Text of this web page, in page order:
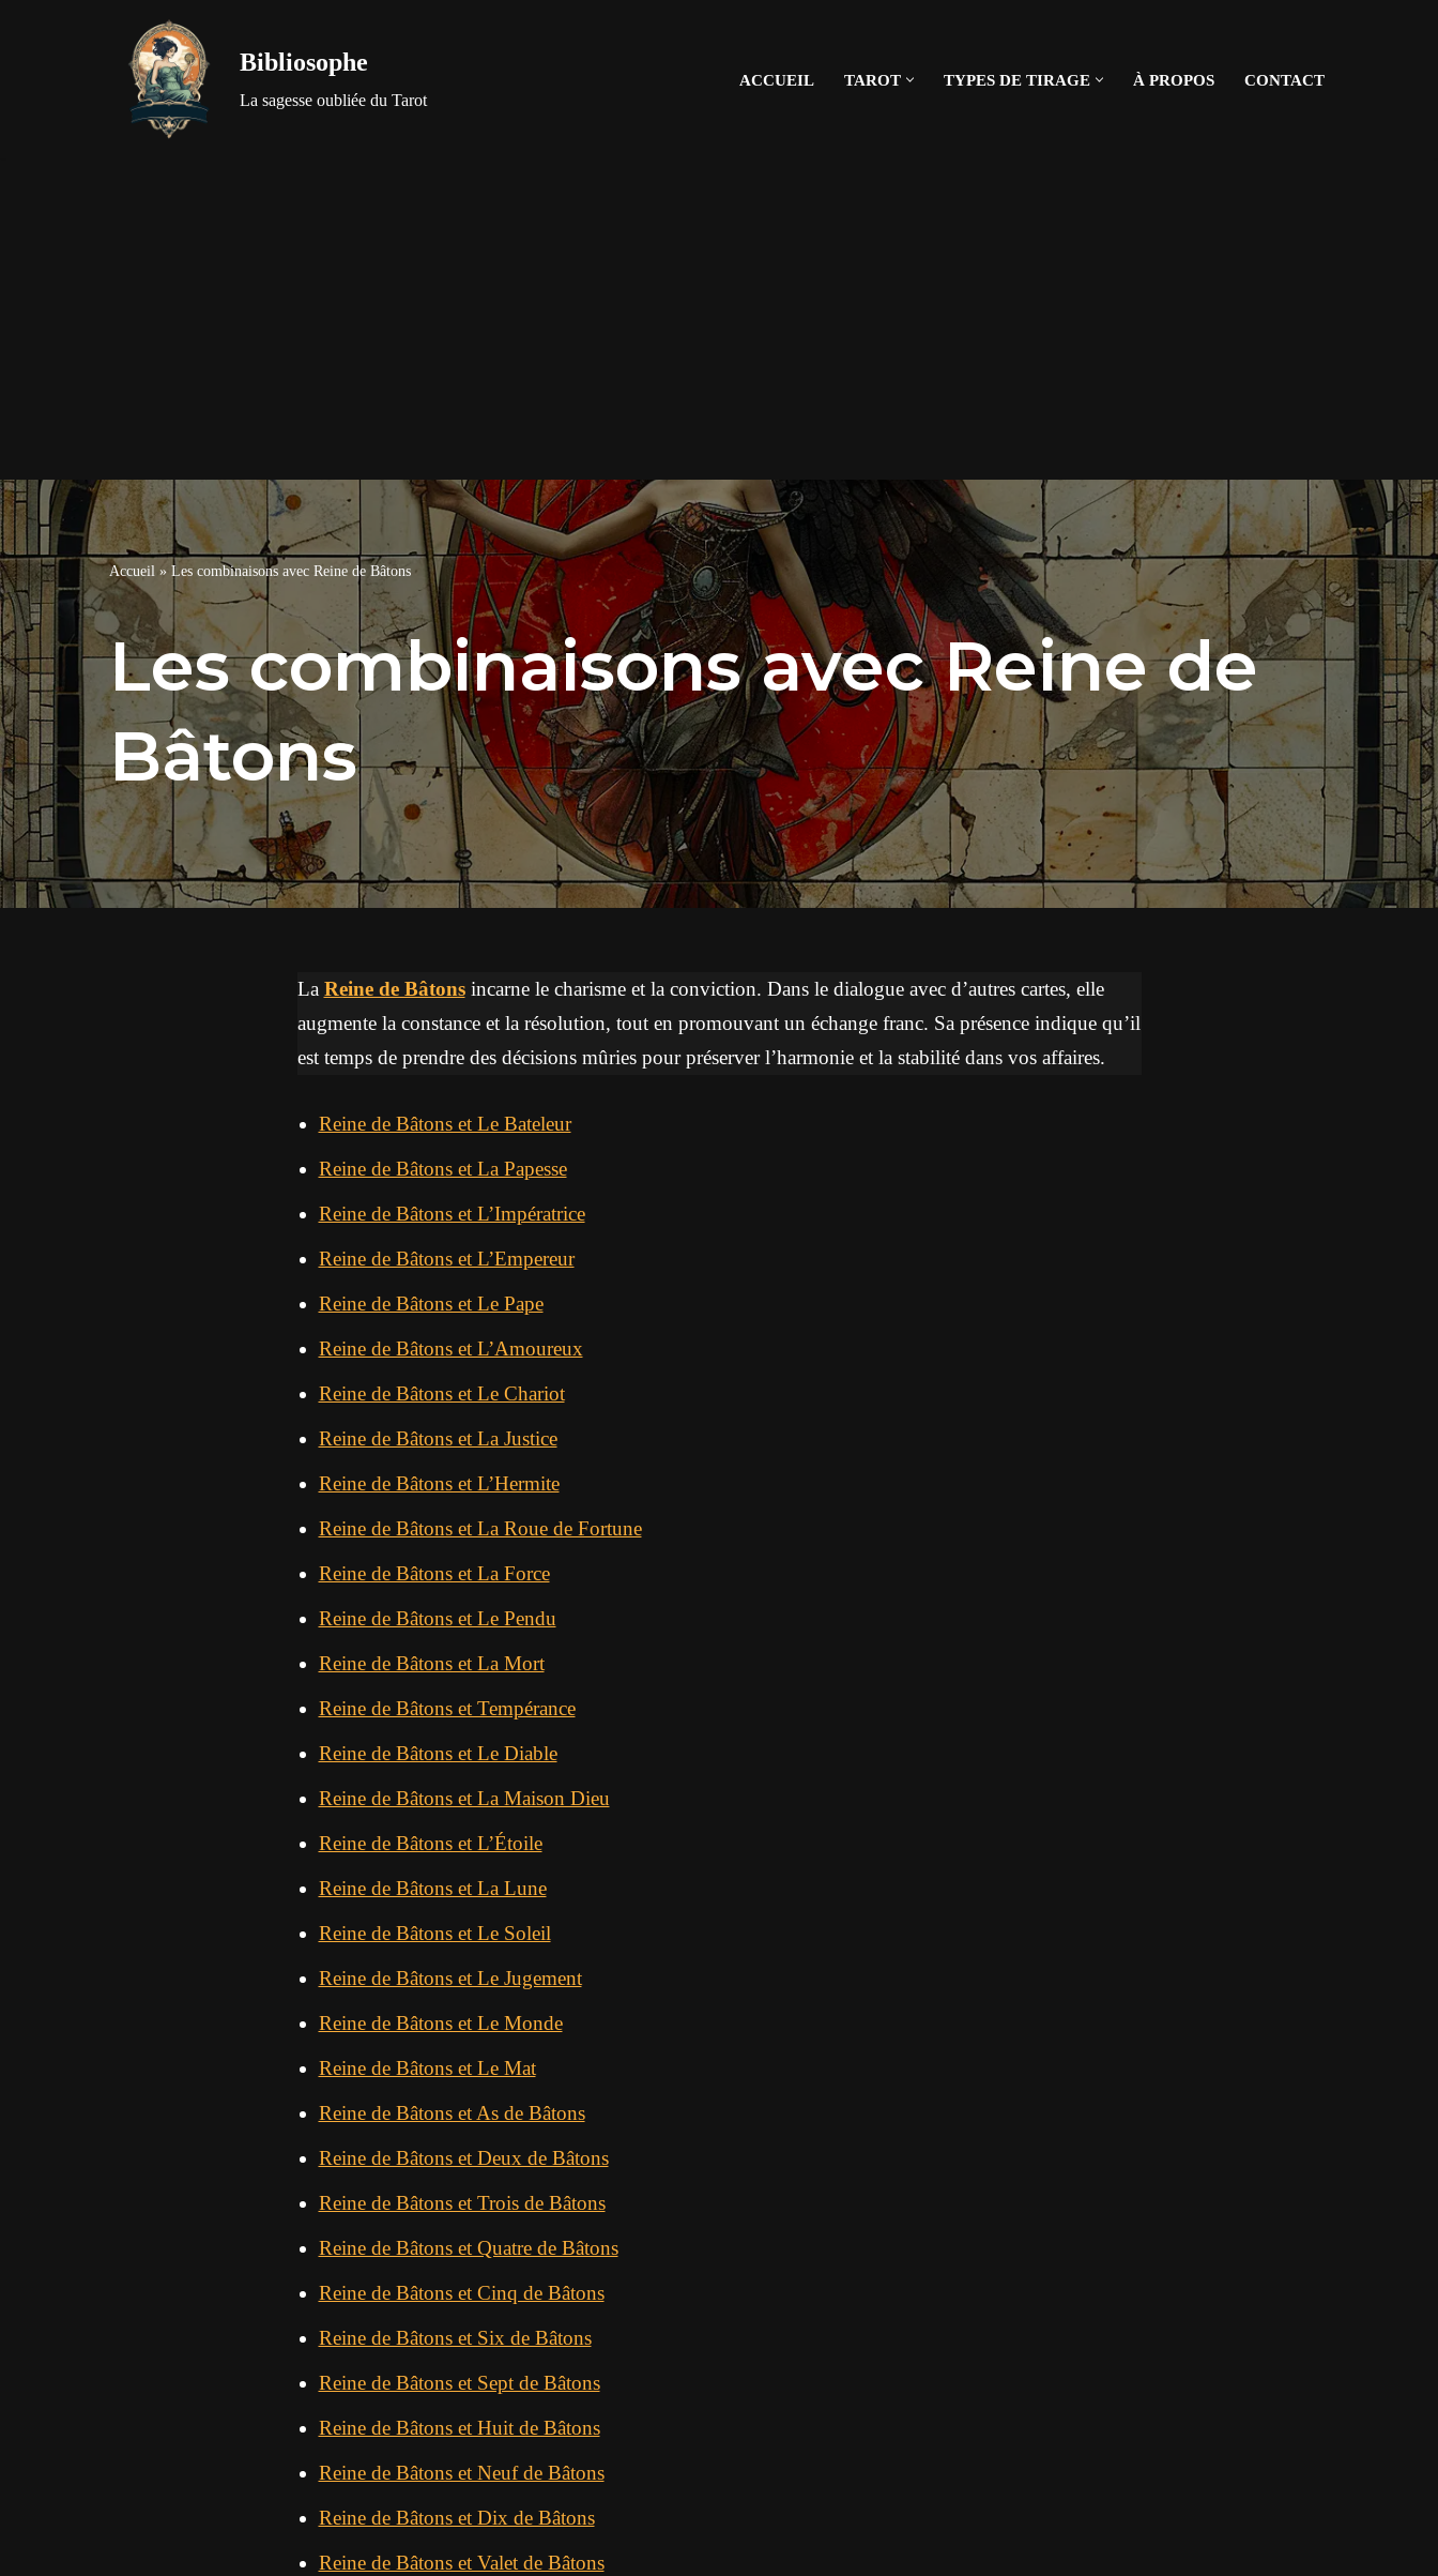
Bibliosophe
La sagesse oubliée du Tarot
ACCUEIL TAROT TYPES DE TIRAGE À PROPOS CONTACT
Accueil » Les combinaisons avec Reine de Bâtons
Les combinaisons avec Reine de
Bâtons
La Reine de Bâtonsincarne le charisme et la conviction. Dans le dialogue avec d’autres cartes, elle
augmente la constance et la résolution, tout en promouvant un échange franc. Sa présence indique qu’il
est temps de prendre des décisions mûries pour préserver l’harmonie et la stabilité dans vos affaires.
Reine de Bâtons et Le Bateleur
Reine de Bâtons et La Papesse
Reine de Bâtons et L’Impératrice
Reine de Bâtons et L’Empereur
Reine de Bâtons et Le Pape
Reine de Bâtons et L’Amoureux
Reine de Bâtons et Le Chariot
Reine de Bâtons et La Justice
Reine de Bâtons et L’Hermite
Reine de Bâtons et La Roue de Fortune
Reine de Bâtons et La Force
Reine de Bâtons et Le Pendu
Reine de Bâtons et La Mort
Reine de Bâtons et Tempérance
Reine de Bâtons et Le Diable
Reine de Bâtons et La Maison Dieu
Reine de Bâtons et L’Étoile
Reine de Bâtons et La Lune
Reine de Bâtons et Le Soleil
Reine de Bâtons et Le Jugement
Reine de Bâtons et Le Monde
Reine de Bâtons et Le Mat
Reine de Bâtons et As de Bâtons
Reine de Bâtons et Deux de Bâtons
Reine de Bâtons et Trois de Bâtons
Reine de Bâtons et Quatre de Bâtons
Reine de Bâtons et Cinq de Bâtons
Reine de Bâtons et Six de Bâtons
Reine de Bâtons et Sept de Bâtons
Reine de Bâtons et Huit de Bâtons
Reine de Bâtons et Neuf de Bâtons
Reine de Bâtons et Dix de Bâtons
Reine de Bâtons et Valet de Bâtons